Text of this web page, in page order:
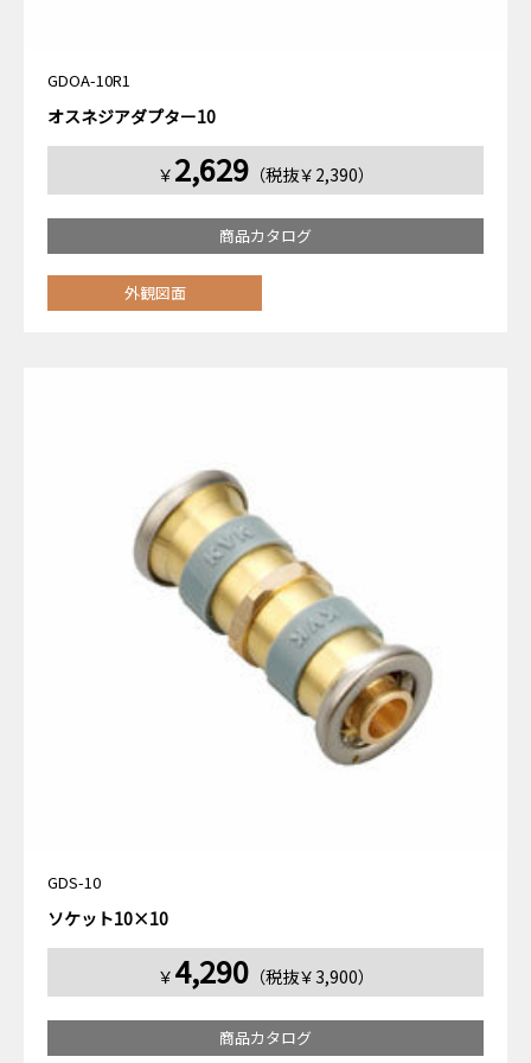
GDOA-10R1
オスネジアダプター10
￥ 2,629（税抜￥2,390）
商品カタログ
外観図面
GDS-10
ソケット10×10
￥ 4,290（税抜￥3,900）
商品カタログ